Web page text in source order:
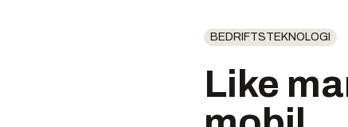
BEDRIFTSTEKNOLOGI
Like